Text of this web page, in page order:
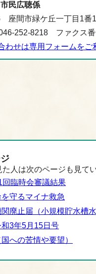
民広聴係
座間市緑ケ丘一丁目1番
252-8218 ファクス
わせは専用フォームをご
人は次のページも見てい
回臨時会審議結果
守るマイナ救急
廃止届（小規模貯水槽水
3年5月15日号
への苦情や要望）